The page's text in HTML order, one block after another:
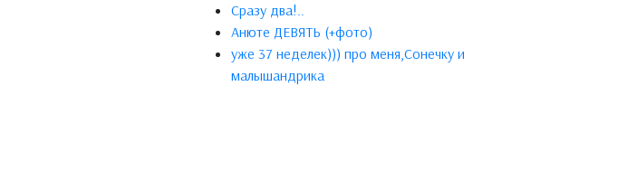
Сразу два!..
Анюте ДЕВЯТЬ (+фото)
уже 37 неделек))) про меня,Сонечку и
малышандрика